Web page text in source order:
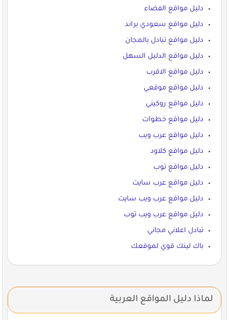
دليل مواقع الفضاء
دليل مواقع سعودي براند
دليل مواقع تبادل بالمجان
دليل مواقع الدليل السهل
دليل مواقع الاقرب
دليل مواقع موقعي
دليل مواقع روكيني
دليل مواقع خطوات
دليل مواقع عرب ويب
دليل مواقع كلاود
دليل مواقع توب
دليل مواقع عرب سايت
دليل مواقع عرب ويب سايت
دليل مواقع عرب ويب توب
تبادل اعلاني مجاني
باك لينك قوي لموقعك
لماذا دليل المواقع العربية